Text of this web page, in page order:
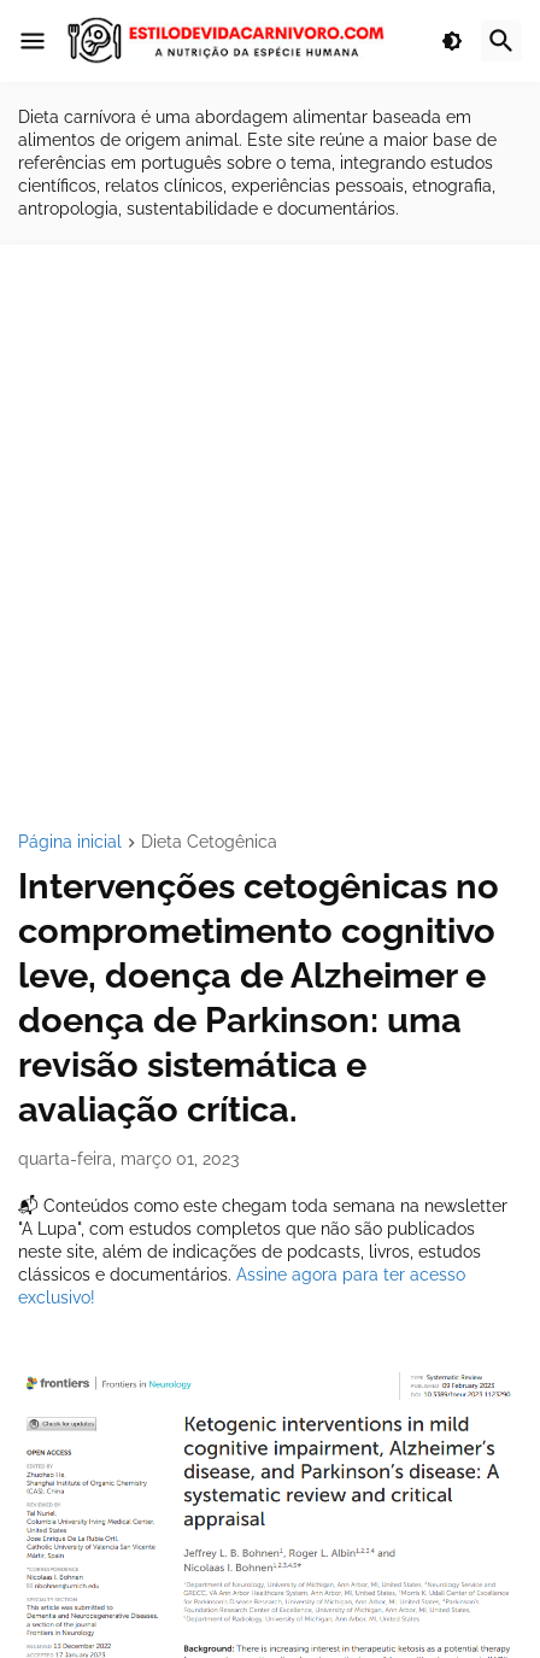
Dieta carnívora é uma abordagem alimentar baseada em
alimentos de origem animal. Este site reúne a maior base de
referências em português sobre o tema, integrando estudos
científicos, relatos clínicos, experiências pessoais, etnografia,
antropologia, sustentabilidade e documentários.
Página inicial Dieta Cetogênica
Intervenções cetogênicas no
comprometimento cognitivo
leve, doença de Alzheimer e
doença de Parkinson: uma
revisão sistemática e
avaliação crítica.
quarta-feira, março 01, 2023
📬 Conteúdos como este chegam toda semana na newsletter
"A Lupa", com estudos completos que não são publicados
neste site, além de indicações de podcasts, livros, estudos
clássicos e documentários. Assine agora para ter acesso
exclusivo!